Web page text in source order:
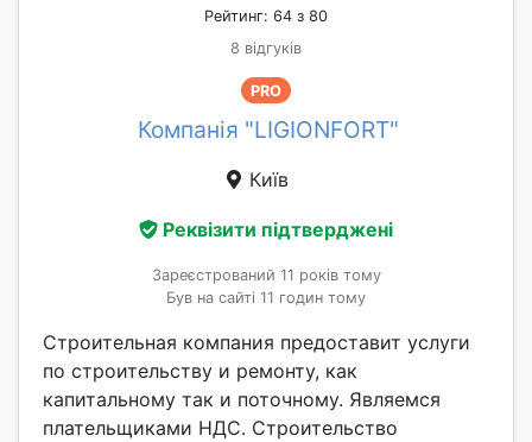
Рейтинг: 64 з 80
8 відгуків
PRO
Компанія "LIGIONFORT"
Київ
Реквізити підтверджені
Зареєстрований 11 років тому
Був на сайті 11 годин тому
Строительная компания предоставит услуги
по строительству и ремонту, как
капитальному так и поточному. Являемся
плательщиками НДС. Строительство